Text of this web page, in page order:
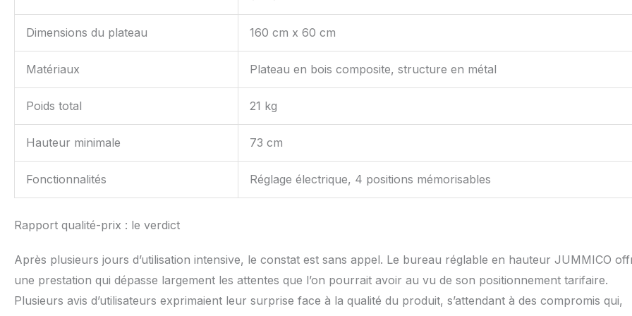
Dimensions du plateau 160 cm x 60 cm
Matériaux Plateau en bois composite, structure en métal
Poids total 21 kg
Hauteur minimale 73 cm
Fonctionnalités Réglage électrique, 4 positions mémorisables
Rapport qualité-prix : le verdict
Après plusieurs jours d’utilisation intensive, le constat est sans appel. Le bureau réglable en hauteur JUMMICO
une prestation qui dépasse largement les attentes que l’on pourrait avoir au vu de son positionnement tarifaire.
Plusieurs avis d’utilisateurs exprimaient leur surprise face à la qualité du produit, s’attendant à des compromis qui,